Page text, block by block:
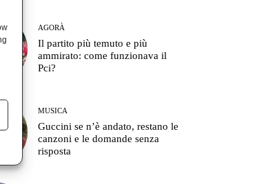
AGORÀ
Il partito più temuto e più
ammirato: come funzionava il
Pci?
MUSICA
Guccini se n’è andato, restano le
canzoni e le domande senza
risposta